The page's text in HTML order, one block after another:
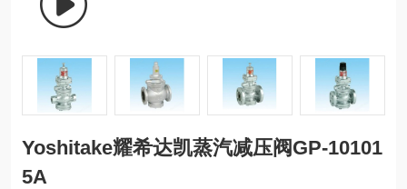
Yoshitake耀希达凯蒸汽减压阀GP-10101
5A